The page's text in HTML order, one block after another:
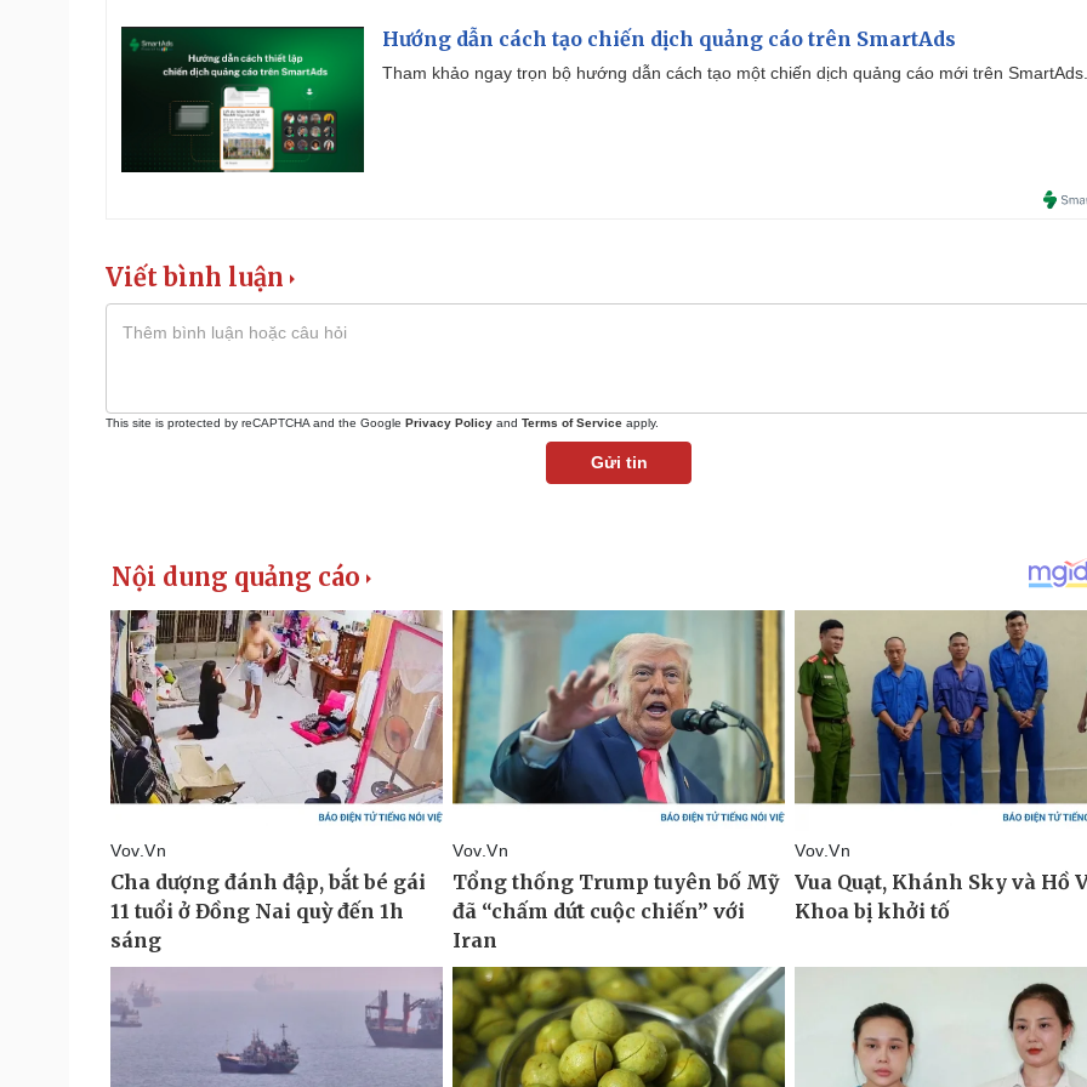
Hướng dẫn cách tạo chiến dịch quảng cáo trên SmartAds
Tham khảo ngay trọn bộ hướng dẫn cách tạo một chiến dịch quảng cáo mới trên SmartAds.
Viết bình luận
This site is protected by reCAPTCHA and the Google Privacy Policy and Terms of Service apply.
Gửi tin